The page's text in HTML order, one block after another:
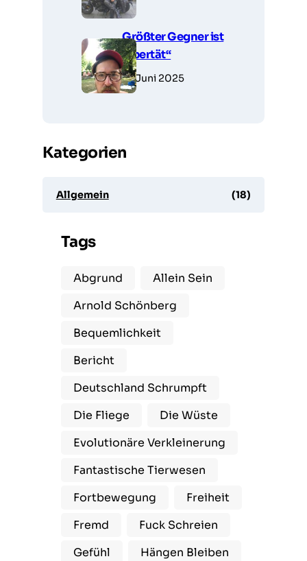
„Größter Gegner ist
Pubertät“
26. Juni 2025
Kategorien
Allgemein (18)
Tags
Abgrund
Allein Sein
Arnold Schönberg
Bequemlichkeit
Bericht
Deutschland Schrumpft
Die Fliege
Die Wüste
Evolutionäre Verkleinerung
Fantastische Tierwesen
Fortbewegung
Freiheit
Fremd
Fuck Schreien
Gefühl
Hängen Bleiben